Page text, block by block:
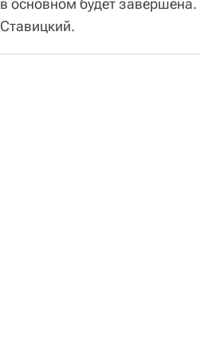
в основном будет
Ставицкий.